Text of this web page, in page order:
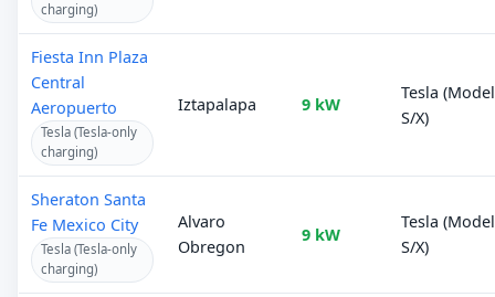
charging)
Fiesta Inn Plaza
Central
Aeropuerto
Tesla (Tesla-only
charging)
Iztapalapa 9 kW
Tesla (Model
S/X)
Sheraton Santa
Fe Mexico City
Tesla (Tesla-only
charging)
Alvaro
Obregon
9 kW
Tesla (Model
S/X)